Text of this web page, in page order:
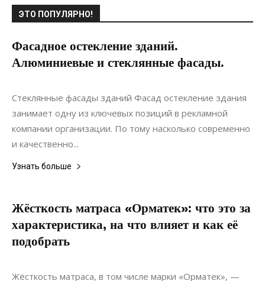
ЭТО ПОПУЛЯРНО!
Фасадное остекление зданий.
Алюминиевые и стеклянные фасады.
19.06.2020
Стеклянные фасады зданий Фасад остекление здания
занимает одну из ключевых позиций в рекламной
компании организации. По тому насколько современно
и качественно...
Узнать больше
Жёсткость матраса «Орматек»: что это за
характеристика, на что влияет и как её
подобрать
28.09.2024
Жёсткость матраса, в том числе марки «Орматек», —